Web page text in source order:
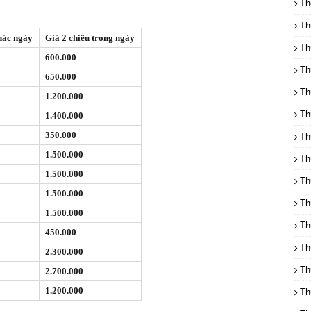
ngày
Giá 2 chiều trong ngày
600.000
650.000
1.200.000
1.400.000
350.000
1.500.000
1.500.000
1.500.000
1.500.000
450.000
2.300.000
2.700.000
1.200.000